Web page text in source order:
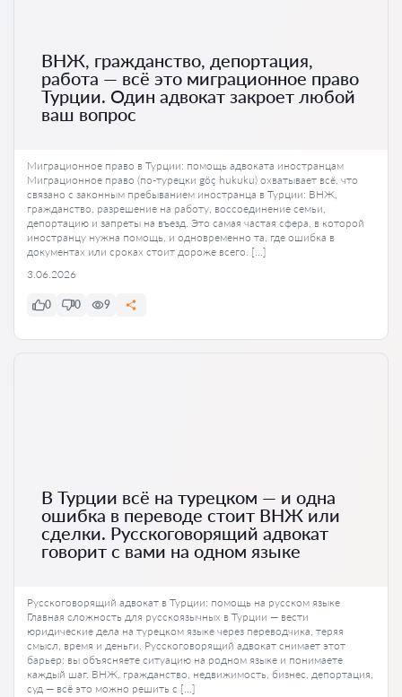
ВНЖ, гражданство, депортация,
работа — всё это миграционное право
Турции. Один адвокат закроет любой
ваш вопрос
Миграционное право в Турции: помощь адвоката иностранцам
Миграционное право (по-турецки göç hukuku) охватывает всё, что
связано с законным пребыванием иностранца в Турции: ВНЖ,
гражданство, разрешение на работу, воссоединение семьи,
депортацию и запреты на въезд. Это самая частая сфера, в которой
иностранцу нужна помощь, и одновременно та, где ошибка в
документах или сроках стоит дороже всего. […]
3.06.2026
0 0 9
В Турции всё на турецком — и одна
ошибка в переводе стоит ВНЖ или
сделки. Русскоговорящий адвокат
говорит с вами на одном языке
Русскоговорящий адвокат в Турции: помощь на русском языке
Главная сложность для русскоязычных в Турции — вести
юридические дела на турецком языке через переводчика, теряя
смысл, время и деньги. Русскоговорящий адвокат снимает этот
барьер: вы объясняете ситуацию на родном языке и понимаете
каждый шаг. ВНЖ, гражданство, недвижимость, бизнес, депортация,
суд — всё это можно решить с […]